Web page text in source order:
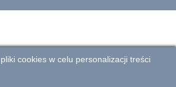
cookies w celu personalizacji treści